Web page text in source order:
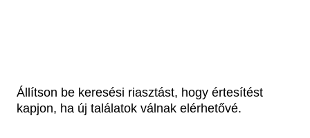
Állítson be keresési riasztást, hogy értesítést
kapjon, ha új találatok válnak elérhetővé.